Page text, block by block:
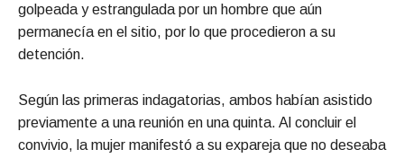
golpeada y estrangulada por un hombre que aún
permanecía en el sitio, por lo que procedieron a su
detención.
Según las primeras indagatorias, ambos habían asistido
previamente a una reunión en una quinta. Al concluir el
convivio, la mujer manifestó a su expareja que no deseaba